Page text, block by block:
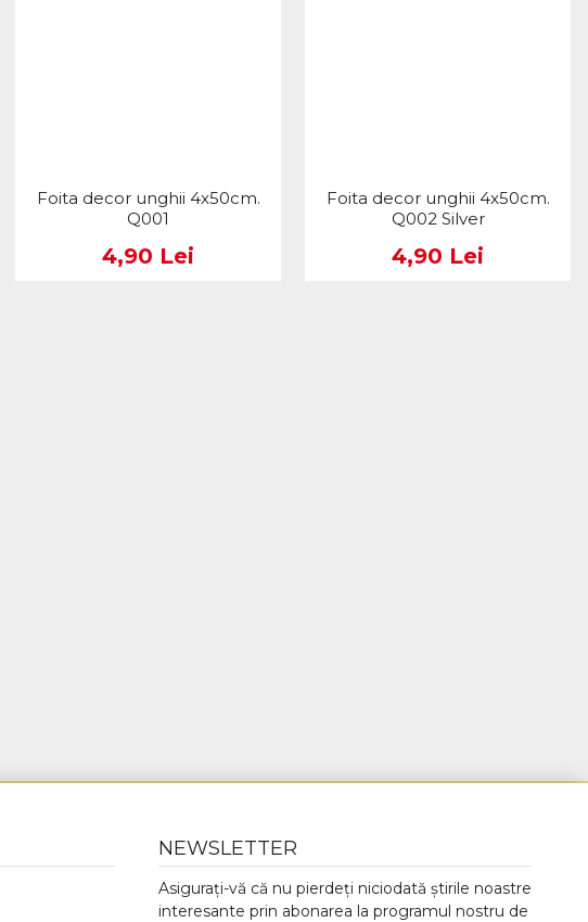
Foita decor unghii 4x50cm.
Q001
4,90 Lei
Foita decor unghii 4x50cm.
Q002 Silver
4,90 Lei
NEWSLETTER
Asigurați-vă că nu pierdeți niciodată știrile noastre
interesante prin abonarea la programul nostru de